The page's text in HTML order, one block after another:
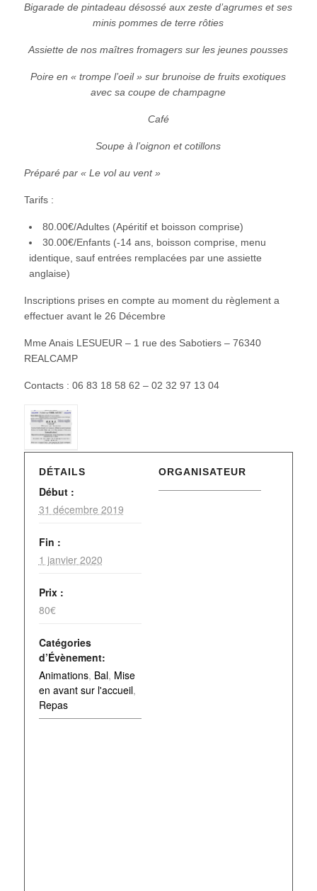
Bigarade de pintadeau désossé aux zeste d’agrumes et ses
minis pommes de terre rôties
Assiette de nos maîtres fromagers sur les jeunes pousses
Poire en « trompe l’oeil » sur brunoise de fruits exotiques
avec sa coupe de champagne
Café
Soupe à l’oignon et cotillons
Préparé par « Le vol au vent »
Tarifs :
80.00€/Adultes (Apéritif et boisson comprise)
30.00€/Enfants (-14 ans, boisson comprise, menu
identique, sauf entrées remplacées par une assiette
anglaise)
Inscriptions prises en compte au moment du règlement a
effectuer avant le 26 Décembre
Mme Anais LESUEUR – 1 rue des Sabotiers – 76340
REALCAMP
Contacts : 06 83 18 58 62 – 02 32 97 13 04
DÉTAILS
Début :
31 décembre 2019
Fin :
1 janvier 2020
Prix :
80€
Catégories
d’Évènement:
Animations, Bal, Mise
en avant sur l'accueil,
Repas
ORGANISATEUR